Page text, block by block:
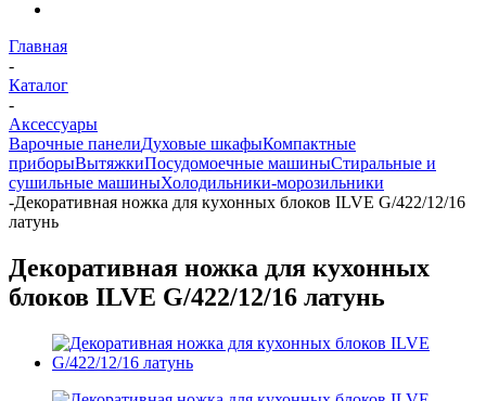
Главная
-
Каталог
-
Аксессуары
Варочные панелиДуховые шкафыКомпактные
приборыВытяжкиПосудомоечные машиныСтиральные и
сушильные машиныХолодильники-морозильники
-Декоративная ножка для кухонных блоков ILVE G/422/12/16
латунь
Декоративная ножка для кухонных
блоков ILVE G/422/12/16 латунь